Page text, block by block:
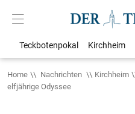
Teckbotenpokal Kirchheim
Home Nachrichten Kirchheim
elfjährige Odyssee